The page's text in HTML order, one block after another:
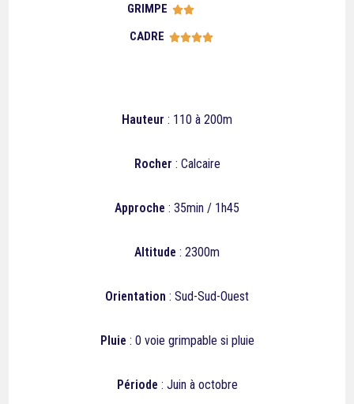
GRIMPE 
CADRE 
Hauteur : 110 à 200m
Rocher : Calcaire
Approche : 35min / 1h45
Altitude : 2300m
Orientation : Sud-Sud-Ouest
Pluie : 0 voie grimpable si pluie
Période : Juin à octobre